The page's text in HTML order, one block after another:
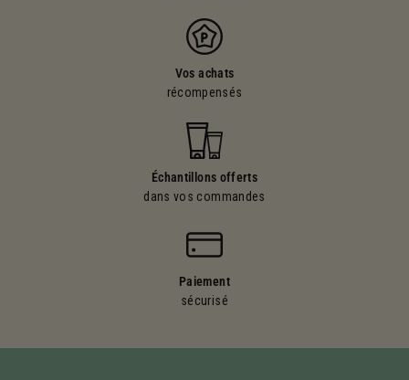
Vos achats
récompensés
Échantillons offerts
dans vos commandes
Paiement
sécurisé